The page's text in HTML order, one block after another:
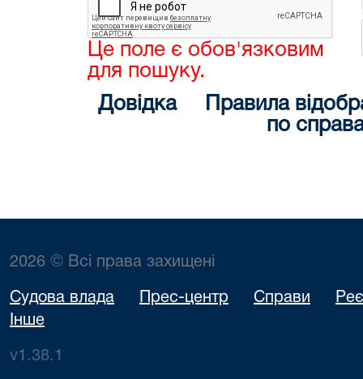
Це поле є обов'язковим
для пошуку.
Довідка
Правила
по
2026 © Всі права захищені
Судова влада Прес-центр Справи
Інше
v1.38.1